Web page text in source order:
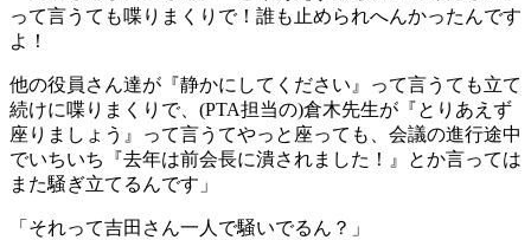
って言うても喋りまくりで！誰も止められへんかったんです
よ！
他の役員さん達が『静かにしてください』って言うても立て
続けに喋りまくりで、(PTA担当の)倉木先生が『とりあえず
座りましょう』って言うてやっと座っても、会議の進行途中
でいちいち『去年は前会長に潰されました！』とか言っては
また騒ぎ立てるんです」
「それって吉田さん一人で騒いでるん？」